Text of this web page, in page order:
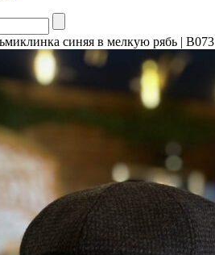
синяя в мелкую рябь | В073